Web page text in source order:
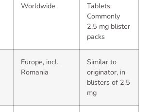
Worldwide
Tablets:
Commonly
2.5 mg blister
packs
Europe, incl.
Romania
Similar to
originator, in
blisters of 2.5
mg